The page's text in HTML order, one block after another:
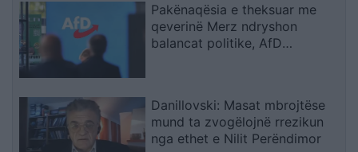
Pakënaqësia e theksuar me
qeverinë Merz ndryshon
balancat politike, AfD
Danillovski: Masat mbrojtëse
mund ta zvogëlojnë rrezikun
nga ethet e Nilit Perëndimor